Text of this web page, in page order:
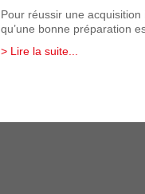
Pour réussir une
qu’une bonne préparation
> Lire la suite...